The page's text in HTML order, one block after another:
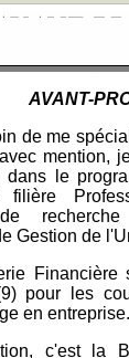
AVANT-
de me
mention,
dans le
filière
Gestion de
pour les
en entreprise.
c'est la